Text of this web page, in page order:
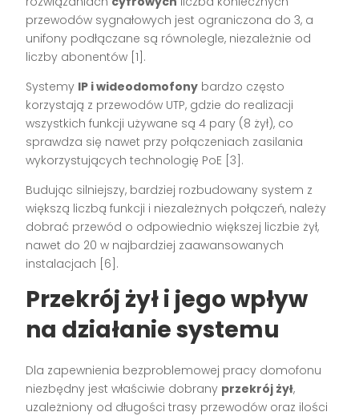
przewodów sygnałowych jest ograniczona do 3, a
unifony podłączane są równolegle, niezależnie od
liczby abonentów [1] .
Systemy IP i wideodomofony bardzo często
korzystają z przewodów UTP, gdzie do realizacji
wszystkich funkcji używane są 4 pary (8 żył), co
sprawdza się nawet przy połączeniach zasilania
wykorzystujących technologię PoE [3] .
Budując silniejszy, bardziej rozbudowany system z
większą liczbą funkcji i niezależnych połączeń, należy
dobrać przewód o odpowiednio większej liczbie żył,
nawet do 20 w najbardziej zaawansowanych
instalacjach [6] .
Przekrój żył i jego wpływ
na działanie systemu
Dla zapewnienia bezproblemowej pracy domofonu
niezbędny jest właściwie dobrany przekrój żył,
uzależniony od długości trasy przewodów oraz ilości